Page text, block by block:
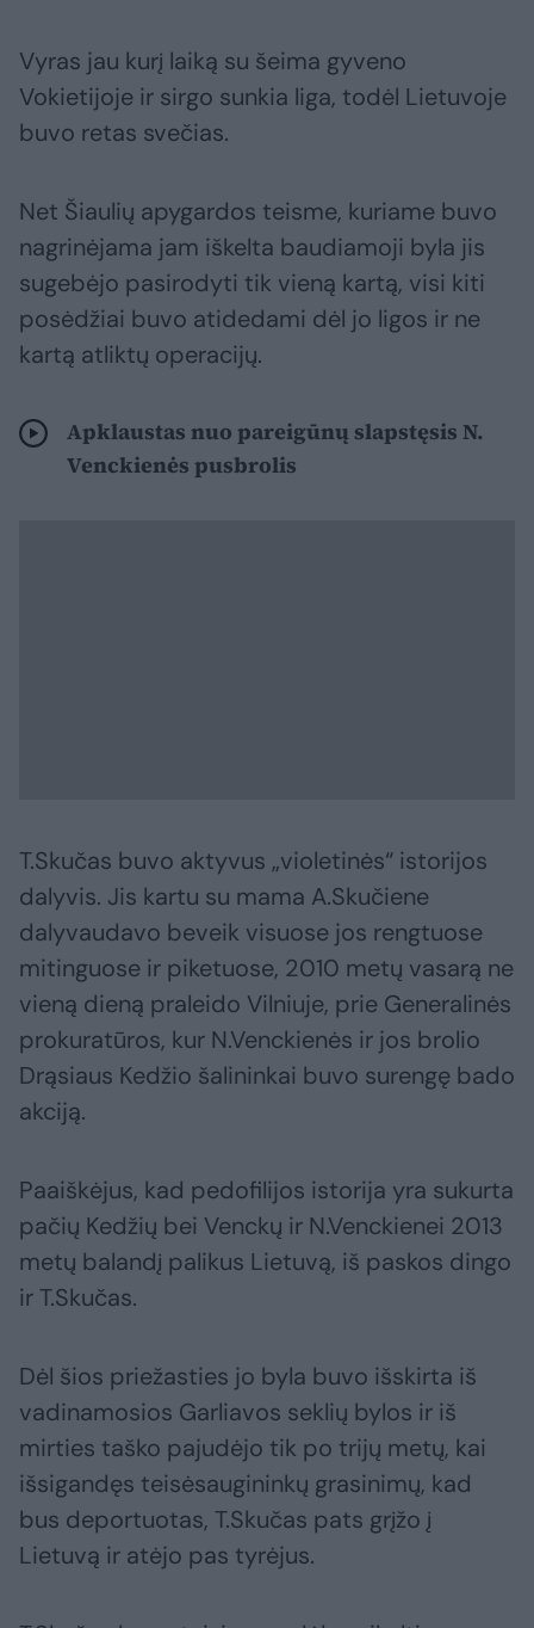
Vyras jau kurį laiką su šeima gyveno
Vokietijoje ir sirgo sunkia liga, todėl Lietuvoje
buvo retas svečias.
Net Šiaulių apygardos teisme, kuriame buvo
nagrinėjama jam iškelta baudiamoji byla jis
sugebėjo pasirodyti tik vieną kartą, visi kiti
posėdžiai buvo atidedami dėl jo ligos ir ne
kartą atliktų operacijų.
Apklaustas nuo pareigūnų slapstęsis N.
Venckienės pusbrolis
T.Skučas buvo aktyvus „violetinės“ istorijos
dalyvis. Jis kartu su mama A.Skučiene
dalyvaudavo beveik visuose jos rengtuose
mitinguose ir piketuose, 2010 metų vasarą ne
vieną dieną praleido Vilniuje, prie Generalinės
prokuratūros, kur N.Venckienės ir jos brolio
Drąsiaus Kedžio šalininkai buvo surengę bado
akciją.
Paaiškėjus, kad pedofilijos istorija yra sukurta
pačių Kedžių bei Venckų ir N.Venckienei 2013
metų balandį palikus Lietuvą, iš paskos dingo
ir T.Skučas.
Dėl šios priežasties jo byla buvo išskirta iš
vadinamosios Garliavos seklių bylos ir iš
mirties taško pajudėjo tik po trijų metų, kai
išsigandęs teisėsaugininkų grasinimų, kad
bus deportuotas, T.Skučas pats grįžo į
Lietuvą ir atėjo pas tyrėjus.